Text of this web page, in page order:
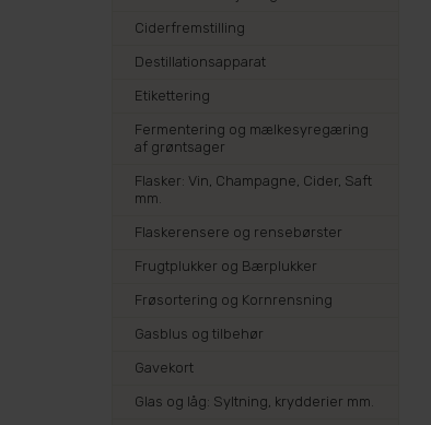
Ciderfremstilling
Destillationsapparat
Etikettering
Fermentering og mælkesyregæring
af grøntsager
Flasker: Vin, Champagne, Cider, Saft
mm.
Flaskerensere og rensebørster
Frugtplukker og Bærplukker
Frøsortering og Kornrensning
Gasblus og tilbehør
Gavekort
Glas og låg: Syltning, krydderier mm.